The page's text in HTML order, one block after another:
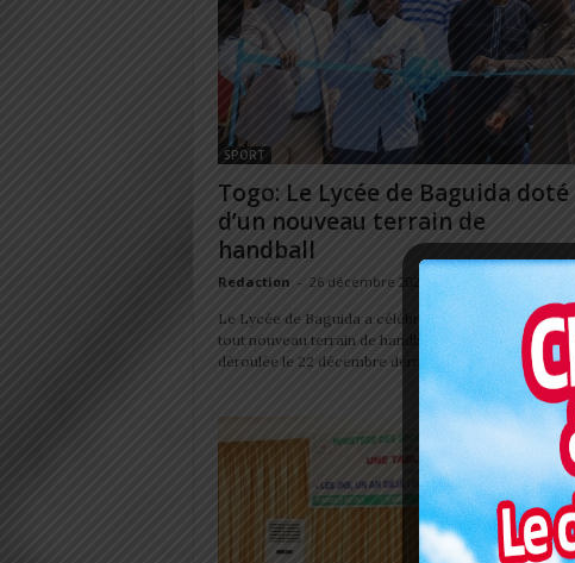
SPORT
Togo: Le Lycée de Baguida doté
d’un nouveau terrain de
handball
Redaction - 26 décembre 2023
Le Lycée de Baguida a célébré l'inauguration de son
tout nouveau terrain de handball. La cérémonie s'est
déroulée le 22 décembre dernier. Cette nouvelle...